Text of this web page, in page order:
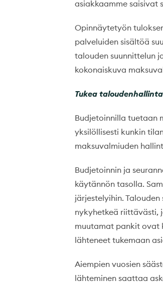
asiakkaamme saisivat
Opinnäytetyön
palveluiden sisältöä
talouden suunnittelun
kokonaiskuva
Tukea
Budjetoinnilla tuetaan
yksilöllisesti kunkin
maksuvalmiuden
Budjetoinnin ja
käytännön tasolla.
järjestelyihin.
nykyhetkeä riittävästi,
muutamat pankit ovat
lähteneet tukemaan
Aiempien vuosien
lähteminen saattaa